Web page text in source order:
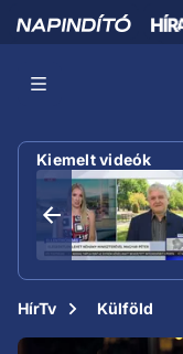
Kiemelt videók
HírTv Külföld